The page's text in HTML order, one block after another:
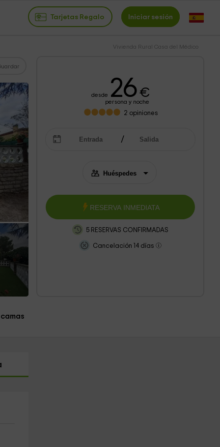
Tarjetas Regalo Iniciar sesión
Vivienda Rural Casa del Médico
desde 26€
persona y noche
2 opiniones
RESERVA INMEDIATA
5 RESERVAS CONFIRMADAS
Cancelación 14 días